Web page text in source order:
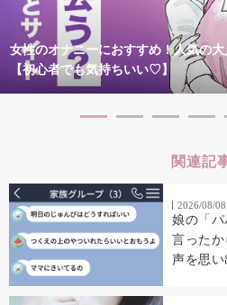
女性のオナニーにおすすめ！人気の
【初心者でも気持ちいい♡】
関連記
2026/08/08
娘の「
言った
声を思い